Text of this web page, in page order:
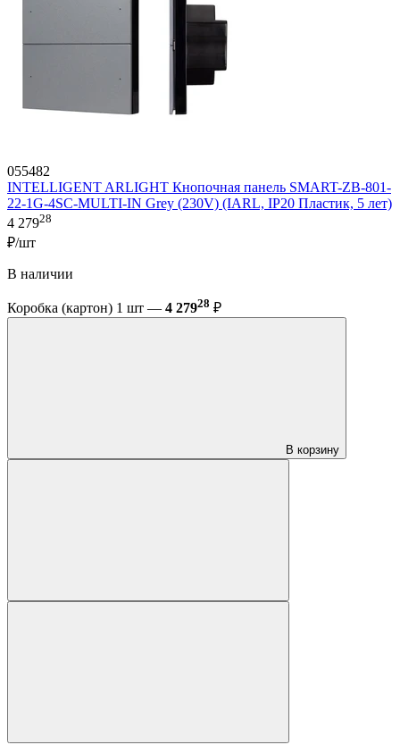
055482
INTELLIGENT ARLIGHT Кнопочная панель SMART-ZB-801-
22-1G-4SC-MULTI-IN Grey (230V) (IARL, IP20 Пластик, 5 лет)
4 27928
₽/шт
В наличии
Коробка (картон) 1 шт — 4 27928 ₽
В корзину